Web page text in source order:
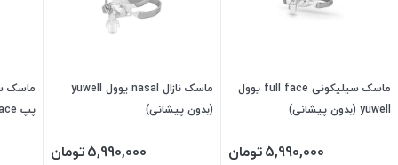
ماسک سیلیکونی full face یوول
yuwell (بدون پیشانی)
5,990,000تومان
ماسک نازال nasal یوول yuwell
(بدون پیشانی)
5,990,000تومان
ماسک